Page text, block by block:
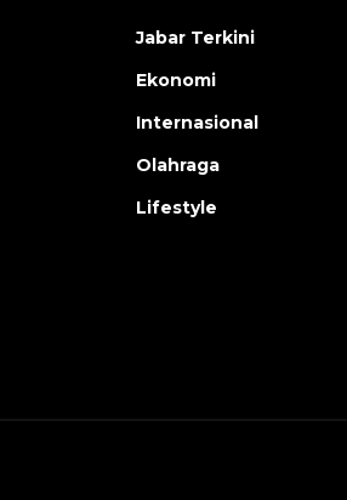
Jabar Terkini
Ekonomi
Internasional
Olahraga
Lifestyle